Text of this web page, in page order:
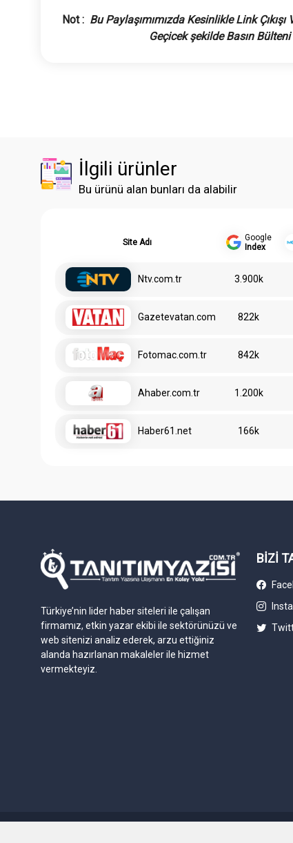
Not : Bu Paylaşımımızda Kesinlikle Link
Geçicek şekilde Basın
İlgili ürünler
Bu ürünü alan bunları da alabilir
Site Adı
Google
Index
Ntv.com.tr 3.900k
Gazetevatan.com 822k
Fotomac.com.tr 842k
Ahaber.com.tr 1.200k
Haber61.net 166k
Türkiye’nin lider haber siteleri ile çalışan
firmamız, etkin yazar ekibi ile sektörünüzü ve
web sitenizi analiz ederek, arzu ettiğiniz
alanda hazırlanan makaleler ile hizmet
vermekteyiz.
BİZİ